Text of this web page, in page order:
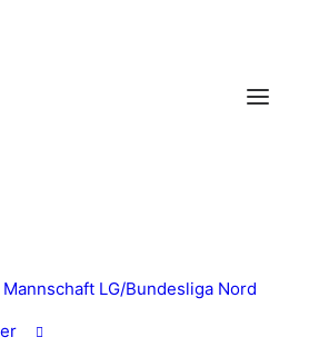
LG/Bundesliga Nord
Die Stadt